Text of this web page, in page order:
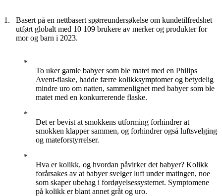
Basert på en nettbasert spørreundersøkelse om kundetilfredshet
utført globalt med 10 109 brukere av merker og produkter for
mor og barn i 2023.
To uker gamle babyer som ble matet med en Philips
Avent-flaske, hadde færre kolikksymptomer og betydelig
mindre uro om natten, sammenlignet med babyer som ble
matet med en konkurrerende flaske.
Det er bevist at smokkens utforming forhindrer at
smokken klapper sammen, og forhindrer også luftsvelging
og mateforstyrrelser.
Hva er kolikk, og hvordan påvirker det babyer? Kolikk
forårsakes av at babyer svelger luft under matingen, noe
som skaper ubehag i fordøyelsessystemet. Symptomene
på kolikk er blant annet gråt og uro.